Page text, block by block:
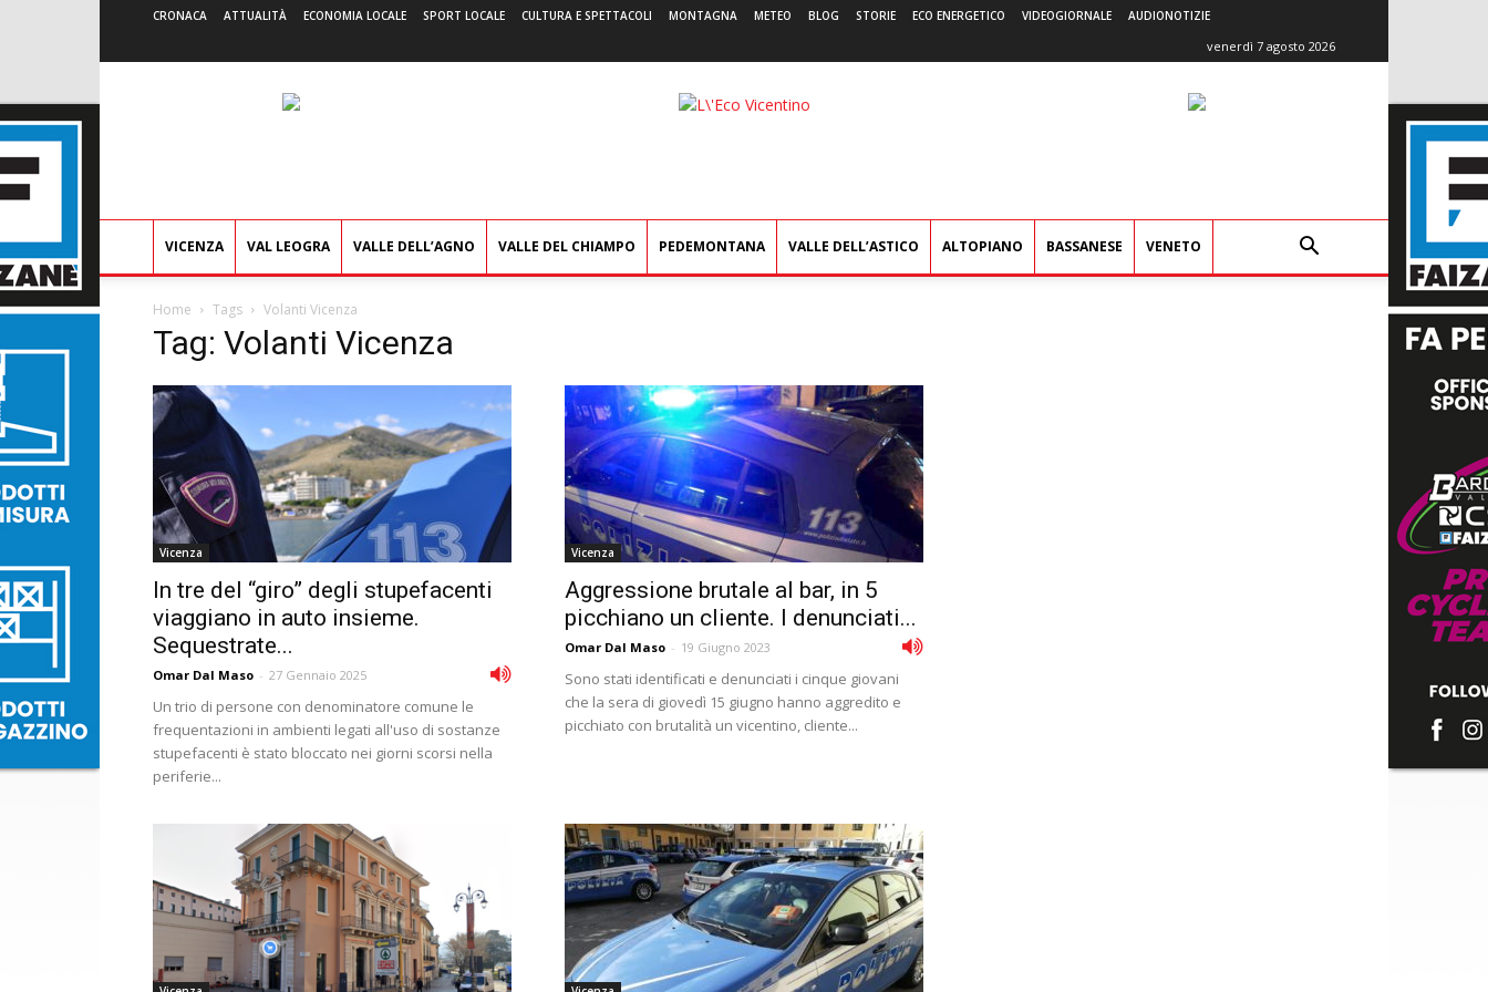
CRONACA ATTUALITÀ ECONOMIA LOCALE SPORT LOCALE CULTURA E SPETTACOLI MONTAGNA METEO BLOG STORIE ECO ENERGETICO VIDEOGIORNALE AUDIONOTIZIE
venerdì 7 agosto 2026
L'Eco
VICENZA VAL LEOGRA VALLE DELL’AGNO VALLE DEL CHIAMPO PEDEMONTANA VALLE DELL’ASTICO ALTOPIANO BASSANESE VENETO
Home Tags Volanti Vicenza
Tag: Volanti Vicenza
Vicenza
In tre del “giro” degli stupefacenti
viaggiano in auto insieme.
Sequestrate...
Omar Dal Maso - 27 Gennaio 2025
Un trio di persone con denominatore comune le
frequentazioni in ambienti legati all'uso di sostanze
stupefacenti è stato bloccato nei giorni scorsi nella
periferie...
Vicenza
Aggressione brutale al bar, in 5
picchiano un cliente. I denunciati...
Omar Dal Maso - 19 Giugno 2023
Sono stati identificati e denunciati i cinque giovani
che la sera di giovedì 15 giugno hanno aggredito e
picchiato con brutalità un vicentino, cliente...